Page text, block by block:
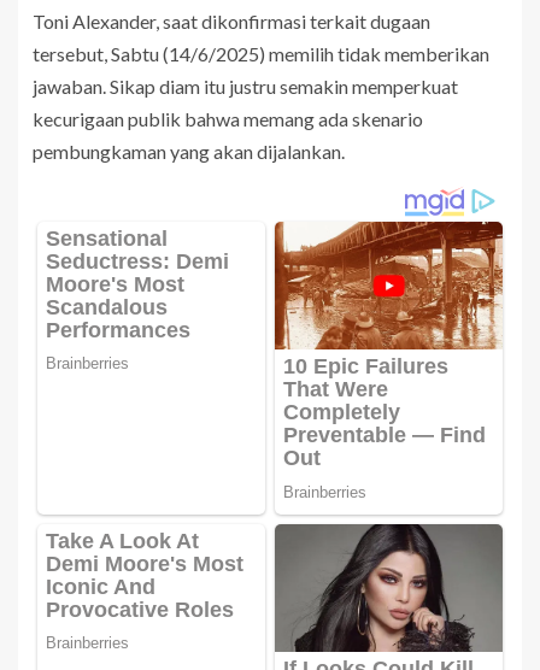
Toni Alexander, saat dikonfirmasi terkait dugaan
tersebut, Sabtu (14/6/2025) memilih tidak memberikan
jawaban. Sikap diam itu justru semakin memperkuat
kecurigaan publik bahwa memang ada skenario
pembungkaman yang akan dijalankan.